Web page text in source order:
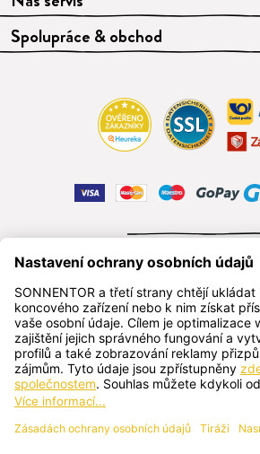
Spolupráce & obchod
čeština
SONNENTOR
Příhon 943, 696 15 Čejkovice,
+420 518 362 687